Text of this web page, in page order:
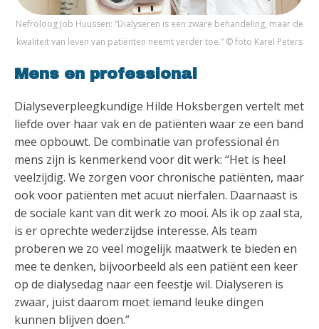
Nefroloog Job Huussen: “Dialyseren is een zware behandeling, maar de
kwaliteit van leven van patiënten neemt verder toe.” © foto Karel Peters
Mens en professional
Dialyseverpleegkundige Hilde Hoksbergen vertelt met
liefde over haar vak en de patiënten waar ze een band
mee opbouwt. De combinatie van professional én
mens zijn is kenmerkend voor dit werk: “Het is heel
veelzijdig. We zorgen voor chronische patiënten, maar
ook voor patiënten met acuut nierfalen. Daarnaast is
de sociale kant van dit werk zo mooi. Als ik op zaal sta,
is er oprechte wederzijdse interesse. Als team
proberen we zo veel mogelijk maatwerk te bieden en
mee te denken, bijvoorbeeld als een patiënt een keer
op de dialysedag naar een feestje wil. Dialyseren is
zwaar, juist daarom moet iemand leuke dingen
kunnen blijven doen.”